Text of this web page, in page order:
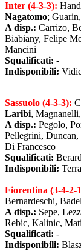
Inter (4-3-3):
Nagatomo;
A disp.: Carrizo,
Biabiany, Felipe
Mancini
Squalificati: -
Indisponibili:
Sassuolo (4-3-3):
Laribi,
A disp.: Pegolo,
Pellegrini,
Di Francesco
Squalificati:
Indisponibili:
Fiorentina (3-4-2-
Bernardeschi,
A disp.: Sepe,
Rebic, Kalinic,
Squalificati: -
Indisponibili: